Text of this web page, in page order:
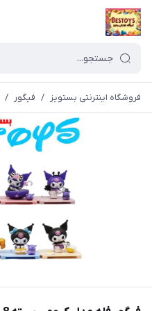
فروشگاه اینترنتی بستویز / فیگور /